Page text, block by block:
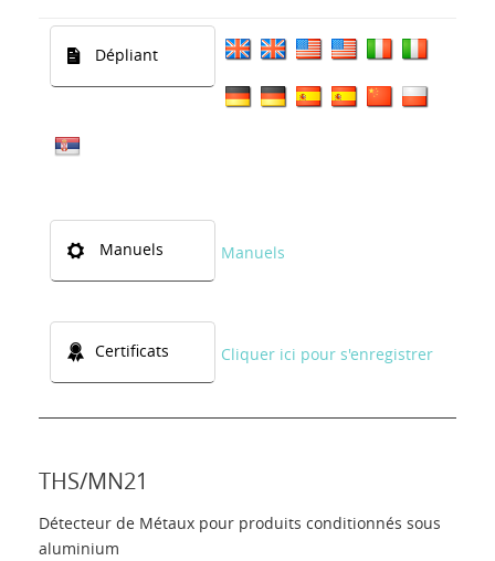
Dépliant
Manuels Manuels
Certificats Cliquer ici pour s'enregistrer
THS/MN21
Détecteur de Métaux pour produits conditionnés sous
aluminium